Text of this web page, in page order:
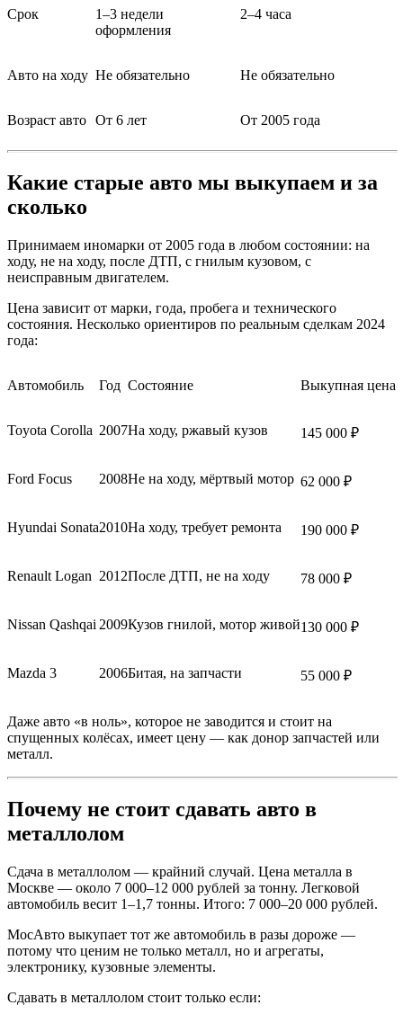
Срок
1–3 недели
оформления
2–4 часа
Авто на ходу Не обязательно Не обязательно
Возраст авто От 6 лет От 2005 года
Какие старые авто мы выкупаем и за
сколько
Принимаем иномарки от 2005 года в любом состоянии: на
ходу, не на ходу, после ДТП, с гнилым кузовом, с
неисправным двигателем.
Цена зависит от марки, года, пробега и технического
состояния. Несколько ориентиров по реальным сделкам 2024
года:
Автомобиль Год Состояние Выкупная цена
Toyota Corolla 2007На ходу, ржавый кузов 145 000 ₽
Ford Focus 2008Не на ходу, мёртвый мотор 62 000 ₽
Hyundai Sonata2010На ходу, требует ремонта 190 000 ₽
Renault Logan 2012После ДТП, не на ходу 78 000 ₽
Nissan Qashqai 2009Кузов гнилой, мотор живой130 000 ₽
Mazda 3 2006Битая, на запчасти 55 000 ₽
Даже авто «в ноль», которое не заводится и стоит на
спущенных колёсах, имеет цену — как донор запчастей или
металл.
Почему не стоит сдавать авто в
металлолом
Сдача в металлолом — крайний случай. Цена металла в
Москве — около 7 000–12 000 рублей за тонну. Легковой
автомобиль весит 1–1,7 тонны. Итого: 7 000–20 000 рублей.
МосАвто выкупает тот же автомобиль в разы дороже —
потому что ценим не только металл, но и агрегаты,
электронику, кузовные элементы.
Сдавать в металлолом стоит только если: